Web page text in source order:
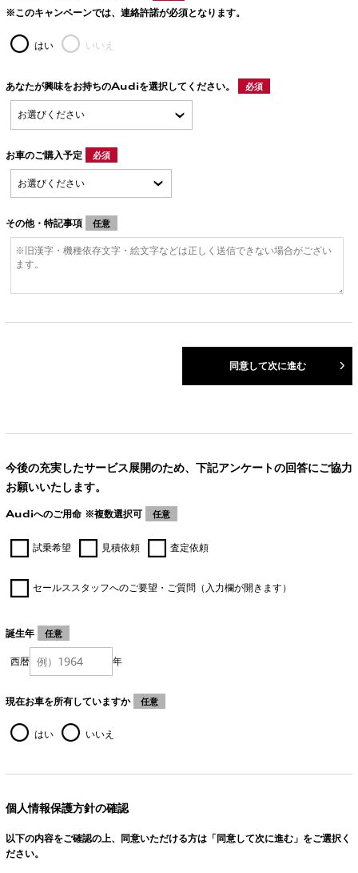
※このキャンペーンでは、連絡許諾が必須となります。
はい いいえ
あなたが興味をお持ちのAudiを選択してください。 必須
お車のご購入予定 必須
その他・特記事項 任意
同意して次に進む
今後の充実したサービス展開のため、下記アンケートの回答にご協力
お願いいたします。
Audiへのご用命 ※複数選択可 任意
試乗希望 見積依頼 査定依頼
セールススタッフへのご要望・ご質問（入力欄が開きます）
誕生年 任意
西暦 年
現在お車を所有していますか 任意
はい いいえ
個人情報保護方針の確認
以下の内容をご確認の上、同意いただける方は「同意して次に進む」をご選択く
ださい。